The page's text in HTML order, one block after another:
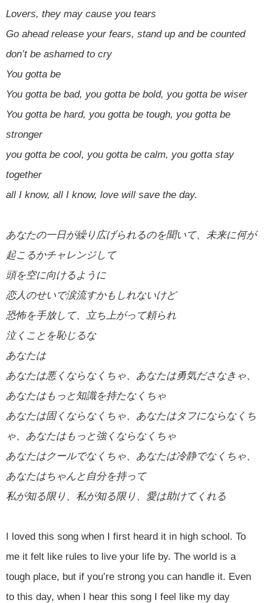
Lovers, they may cause you tears
Go ahead release your fears, stand up and be counted
don’t be ashamed to cry
You gotta be
You gotta be bad, you gotta be bold, you gotta be wiser
You gotta be hard, you gotta be tough, you gotta be
stronger
you gotta be cool, you gotta be calm, you gotta stay
together
all I know, all I know, love will save the day.
あなたの一日が繰り広げられるのを聞いて、未来に何が
起こるかチャレンジして
頭を空に向けるように
恋人のせいで涙流すかもしれないけど
恐怖を手放して、立ち上がって頼られ
泣くことを恥じるな
あなたは
あなたは悪くならなくちゃ、あなたは勇気ださなきゃ、
あなたはもっと知識を持たなくちゃ
あなたは固くならなくちゃ、あなたはタフにならなくち
ゃ、あなたはもっと強くならなくちゃ
あなたはクールでなくちゃ、あなたは冷静でなくちゃ、
あなたはちゃんと自分を持って
私が知る限り、私が知る限り、愛は助けてくれる
I loved this song when I first heard it in high school. To
me it felt like rules to live your life by. The world is a
tough place, but if you’re strong you can handle it. Even
to this day, when I hear this song I feel like my day